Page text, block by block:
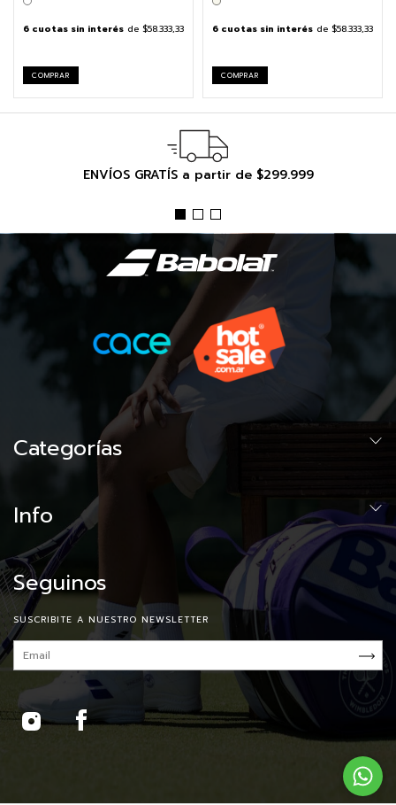
6 cuotas sin interés de $58.333,33
COMPRAR
6 cuotas sin interés de $58.333,33
COMPRAR
ENVÍOS GRATÍS a partir de $299.999
Categorías
Info
Seguinos
SUSCRIBITE A NUESTRO NEWSLETTER